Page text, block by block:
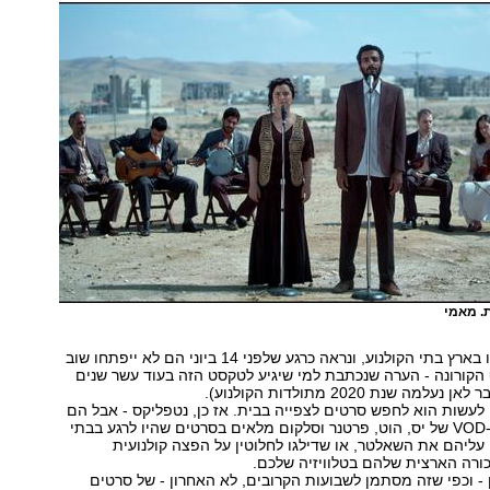
מאמי
ב-15 במרץ נסגרו בארץ בתי הקולנוע, ונראה כרגע שלפני 14 ביוני הם לא ייפתחו שוב
הקורונה - הערה שנכתבת למי שיגיע לטקסט הזה בעוד עשר שנים
שנת 2020 מתולדות הקולנוע).
לעשות הוא לחפש סרטים לצפייה בבית. אז כן, נטפליקס - אבל הם
לא לבד: ערוצי ה-VOD של יס, הוט, פרטנר וסלקום מלאים בסרטים שהיו לרגע בבתי
עליהם את השאלטר, או שדילגו לחלוטין על הפצה קולנועית
הארצית שלהם בטלוויזיה שלכם.
- וכפי שזה מסתמן לשבועות הקרובים, לא האחרון - של סרטים